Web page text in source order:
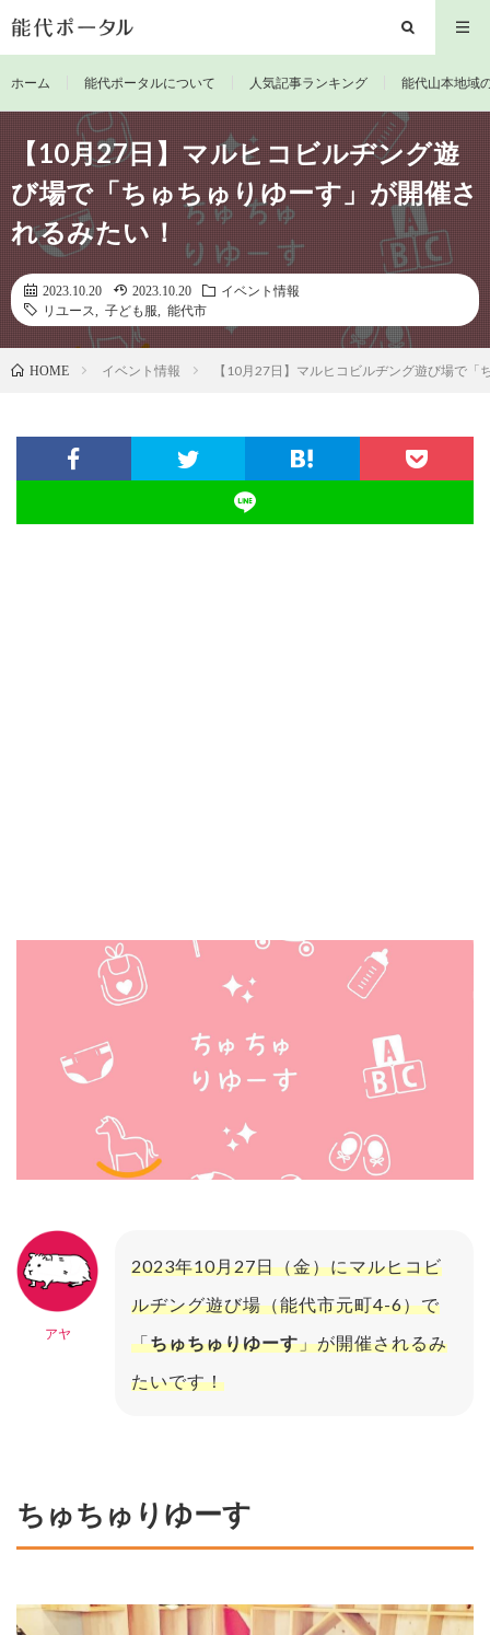
ホーム 能代ポータルについて 人気記事ランキング 能代山本地域
【10月27日】マルヒコビルヂング遊
び場で「ちゅちゅりゆーす」が開催さ
れるみたい！
2023.10.20 2023.10.20
イベント情報
リユース
子ども服 能代市
HOME イベント情報 【10月27日】マルヒコビルヂング遊び場で
アヤ
2023年10月27日（金）にマルヒコビ
ルヂング遊び場（能代市元町4-6）で
「ちゅちゅりゆーす」が開催されるみ
たいです！
ちゅちゅりゆーす